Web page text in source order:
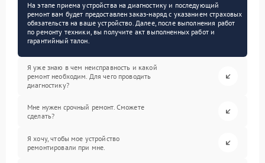
На этапе приема устройства на диагностику и последующий
ремонт вам будет предоставлен заказ-наряд с указанием страховых
обязательств на ваше устройство. Далее, после выполнения работ
по ремонту техники, вы получите акт выполненных работ и
гарантийный талон.
Я уже знаю в чем неисправность и какой
ремонт необходим. Для чего проводить
диагностику?
Мне нужен срочный ремонт. Сможете
сделать?
Я хочу, чтобы мое устройство
ремонтировали при мне.